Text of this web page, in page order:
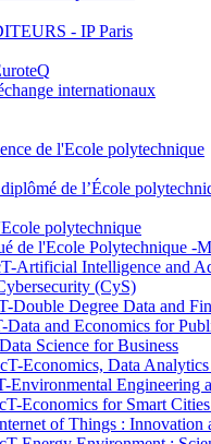
- IP Paris
internationaux
de l'Ecole polytechnique
de l’École
polytechnique
de l'Ecole Polytechnique -
Artificial Intelligence and
(CyS)
Double Degree Data and
and Economics for
Science for Business
Economics, Data Analytics
Engineering
Economics for Smart
of Things : Innovation